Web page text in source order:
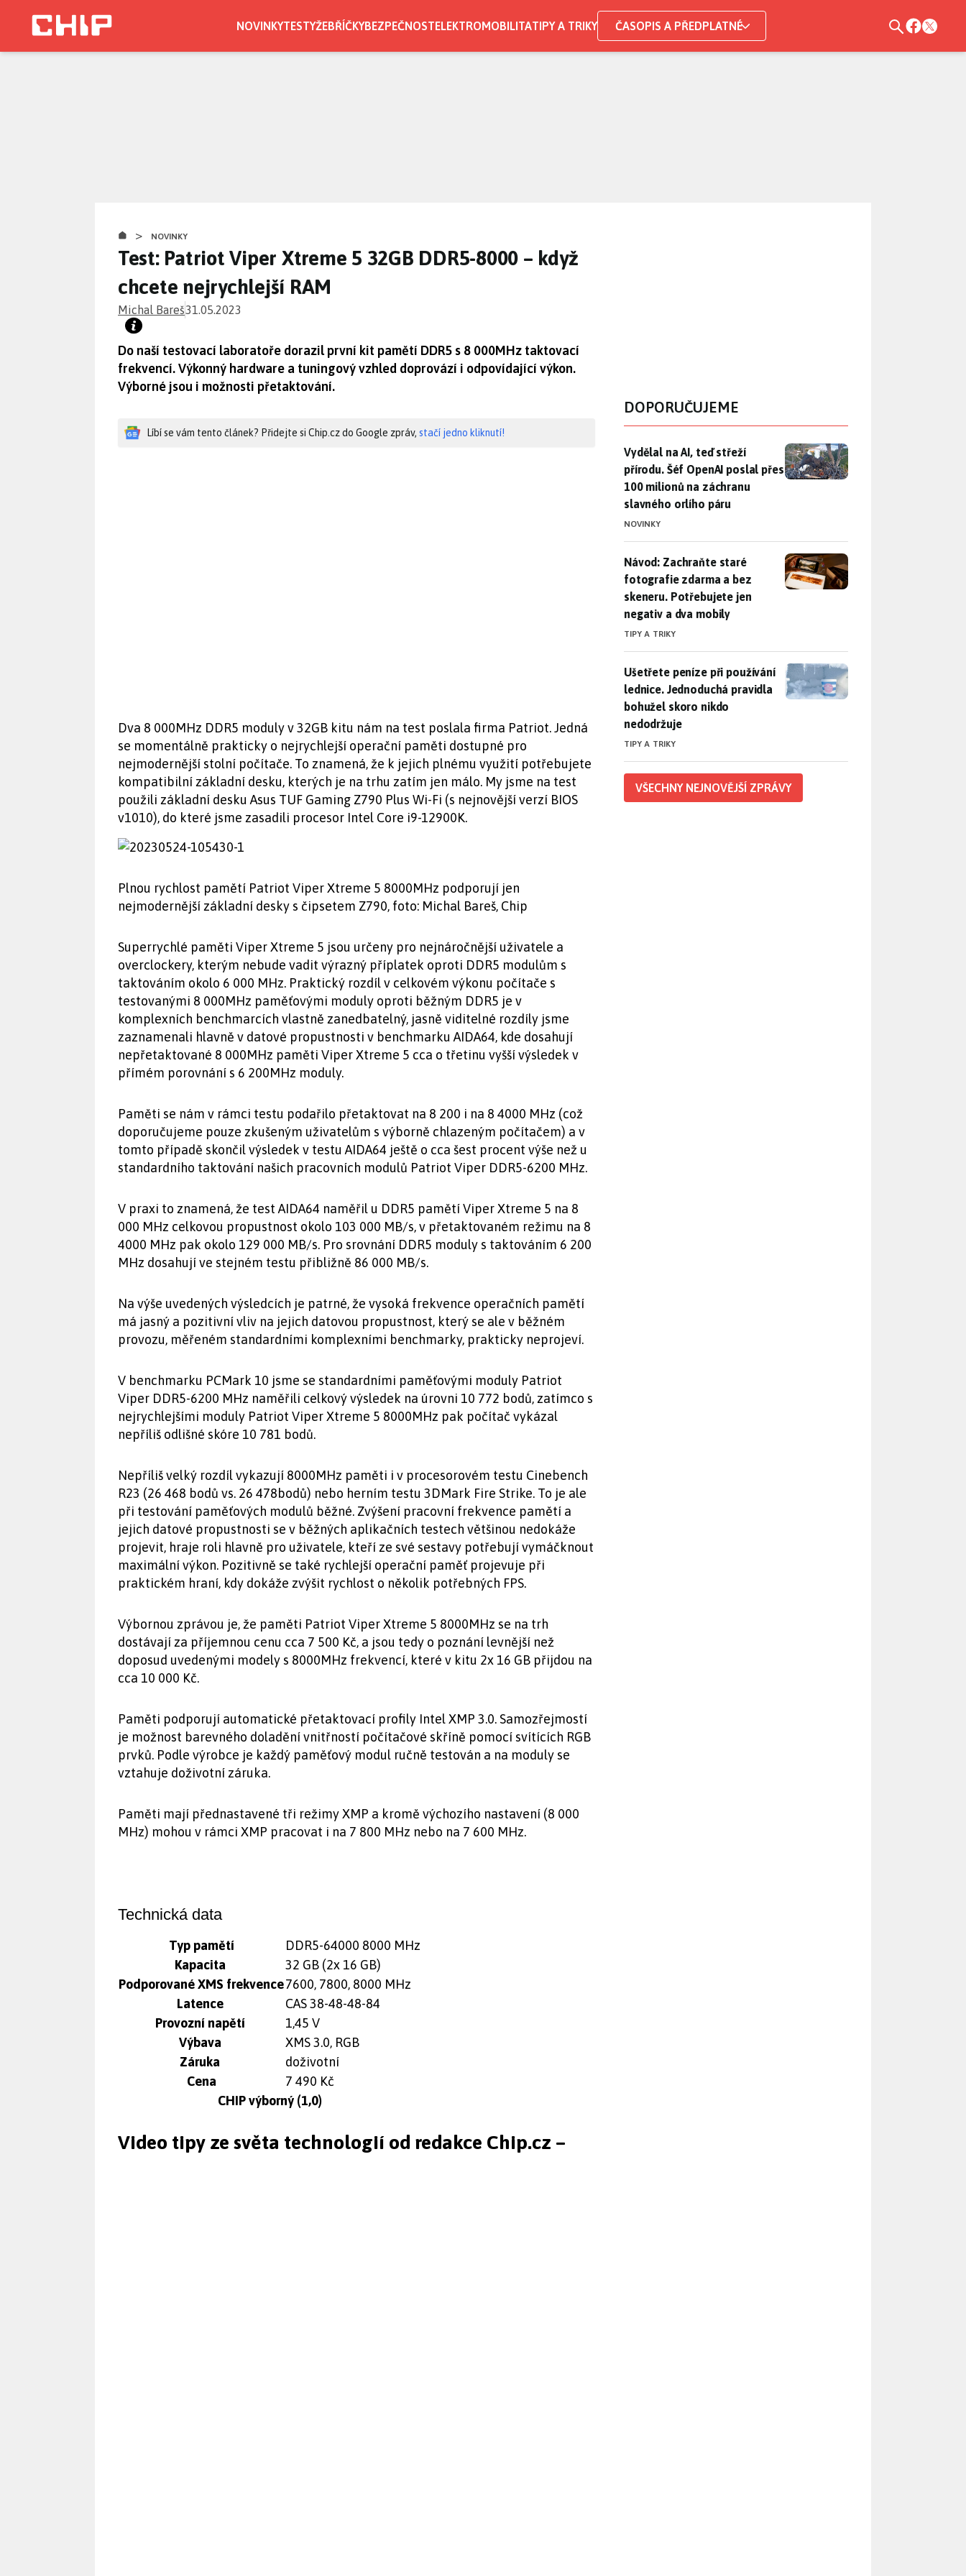
NOVINKYTESTYŽEBŘÍČKYBEZPEČNOSTELEKTROMOBILITATIPY A TRIKY ČASOPIS A PŘEDPLATNÉ
> NOVINKY
Test: Patriot Viper Xtreme 5 32GB DDR5-8000 – když
chcete nejrychlejší RAM
Michal Bareš31.05.2023
Do naší testovací laboratoře dorazil první kit pamětí DDR5 s 8 000MHz taktovací
frekvencí. Výkonný hardware a tuningový vzhled doprovází i odpovídající výkon.
Výborné jsou i možnosti přetaktování.
Líbí se vám tento článek? Přidejte si Chip.cz do Google zpráv, stačí jedno kliknutí!
Dva 8 000MHz DDR5 moduly v 32GB kitu nám na test poslala firma Patriot. Jedná
se momentálně prakticky o nejrychlejší operační paměti dostupné pro
nejmodernější stolní počítače. To znamená, že k jejich plnému využití potřebujete
kompatibilní základní desku, kterých je na trhu zatím jen málo. My jsme na test
použili základní desku Asus TUF Gaming Z790 Plus Wi-Fi (s nejnovější verzí BIOS
v1010), do které jsme zasadili procesor Intel Core i9-12900K.
Plnou rychlost pamětí Patriot Viper Xtreme 5 8000MHz podporují jen
nejmodernější základní desky s čipsetem Z790, foto: Michal Bareš, Chip
Superrychlé paměti Viper Xtreme 5 jsou určeny pro nejnáročnější uživatele a
overclockery, kterým nebude vadit výrazný příplatek oproti DDR5 modulům s
taktováním okolo 6 000 MHz. Praktický rozdíl v celkovém výkonu počítače s
testovanými 8 000MHz paměťovými moduly oproti běžným DDR5 je v
komplexních benchmarcích vlastně zanedbatelný, jasně viditelné rozdíly jsme
zaznamenali hlavně v datové propustnosti v benchmarku AIDA64, kde dosahují
nepřetaktované 8 000MHz paměti Viper Xtreme 5 cca o třetinu vyšší výsledek v
přímém porovnání s 6 200MHz moduly.
Paměti se nám v rámci testu podařilo přetaktovat na 8 200 i na 8 4000 MHz (což
doporučujeme pouze zkušeným uživatelům s výborně chlazeným počítačem) a v
tomto případě skončil výsledek v testu AIDA64 ještě o cca šest procent výše než u
standardního taktování našich pracovních modulů Patriot Viper DDR5-6200 MHz.
V praxi to znamená, že test AIDA64 naměřil u DDR5 pamětí Viper Xtreme 5 na 8
000 MHz celkovou propustnost okolo 103 000 MB/s, v přetaktovaném režimu na 8
4000 MHz pak okolo 129 000 MB/s. Pro srovnání DDR5 moduly s taktováním 6 200
MHz dosahují ve stejném testu přibližně 86 000 MB/s.
Na výše uvedených výsledcích je patrné, že vysoká frekvence operačních pamětí
má jasný a pozitivní vliv na jejich datovou propustnost, který se ale v běžném
provozu, měřeném standardními komplexními benchmarky, prakticky neprojeví.
V benchmarku PCMark 10 jsme se standardními paměťovými moduly Patriot
Viper DDR5-6200 MHz naměřili celkový výsledek na úrovni 10 772 bodů, zatímco s
nejrychlejšími moduly Patriot Viper Xtreme 5 8000MHz pak počítač vykázal
nepříliš odlišné skóre 10 781 bodů.
Nepříliš velký rozdíl vykazují 8000MHz paměti i v procesorovém testu Cinebench
R23 (26 468 bodů vs. 26 478bodů) nebo herním testu 3DMark Fire Strike. To je ale
při testování paměťových modulů běžné. Zvýšení pracovní frekvence pamětí a
jejich datové propustnosti se v běžných aplikačních testech většinou nedokáže
projevit, hraje roli hlavně pro uživatele, kteří ze své sestavy potřebují vymáčknout
maximální výkon. Pozitivně se také rychlejší operační paměť projevuje při
praktickém hraní, kdy dokáže zvýšit rychlost o několik potřebných FPS.
Výbornou zprávou je, že paměti Patriot Viper Xtreme 5 8000MHz se na trh
dostávají za příjemnou cenu cca 7 500 Kč, a jsou tedy o poznání levnější než
doposud uvedenými modely s 8000MHz frekvencí, které v kitu 2x 16 GB přijdou na
cca 10 000 Kč.
Paměti podporují automatické přetaktovací profily Intel XMP 3.0. Samozřejmostí
je možnost barevného doladění vnitřností počítačové skříně pomocí svítících RGB
prvků. Podle výrobce je každý paměťový modul ručně testován a na moduly se
vztahuje doživotní záruka.
Paměti mají přednastavené tři režimy XMP a kromě výchozího nastavení (8 000
MHz) mohou v rámci XMP pracovat i na 7 800 MHz nebo na 7 600 MHz.
Technická data
Typ pamětí
DDR5-64000 8000 MHz
Kapacita
32 GB (2x 16 GB)
Podporované XMS frekvence7600, 7800, 8000 MHz
Latence
CAS 38-48-48-84
Provozní napětí
1,45 V
Výbava
XMS 3.0, RGB
Záruka
doživotní
Cena
7 490 Kč
CHIP výborný (1,0)
Video tipy ze světa technologií od redakce Chip.cz –
DOPORUČUJEME
Vydělal na AI, teď střeží přírodu. Šéf OpenAI poslal přes 100
Vydělal na AI, teď střeží
přírodu. Šéf OpenAI poslal přes
100 milionů na záchranu
slavného orlího páru
NOVINKY
Návod: Zachraňte staré fotografie zdarma a bez skeneru.
Návod: Zachraňte staré
fotografie zdarma a bez
skeneru. Potřebujete jen
negativ a dva mobily
TIPY A TRIKY
Ušetřete peníze při používání lednice. Jednoduchá pravidla
Ušetřete peníze při používání
lednice. Jednoduchá pravidla
bohužel skoro nikdo
nedodržuje
TIPY A TRIKY
VŠECHNY NEJNOVĚJŠÍ ZPRÁVY